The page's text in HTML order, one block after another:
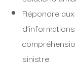
Répondre
sinistre.